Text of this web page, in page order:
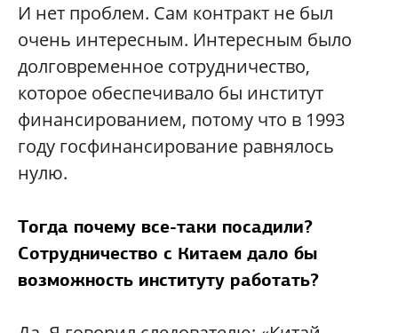
И нет проблем. Сам контракт не был
очень интересным. Интересным было
долговременное сотрудничество,
которое обеспечивало бы институт
финансированием, потому что в 1993
году госфинансирование равнялось
нулю.
Тогда почему все-таки посадили?
Сотрудничество с Китаем дало бы
возможность институту работать?